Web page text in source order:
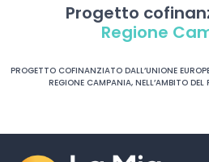
Progetto
Regione
PROGETTO COFINANZIATO DALL’UNIONE
REGIONE CAMPANIA, NELL’AMBITO